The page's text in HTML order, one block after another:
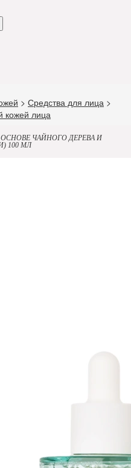
> Средства для лица >
кожей лица
ОСНОВЕ ЧАЙНОГО ДЕРЕВА И
100 МЛ